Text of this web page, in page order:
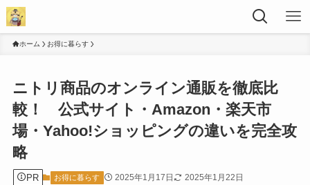
ホーム お得に暮らす
ニトリ商品のオンライン通販を徹底比
較！ 公式サイト・Amazon・楽天市
場・Yahoo!ショッピングの違いを完全攻
略
PR お得に暮らす 2025年1月17日 2025年1月22日